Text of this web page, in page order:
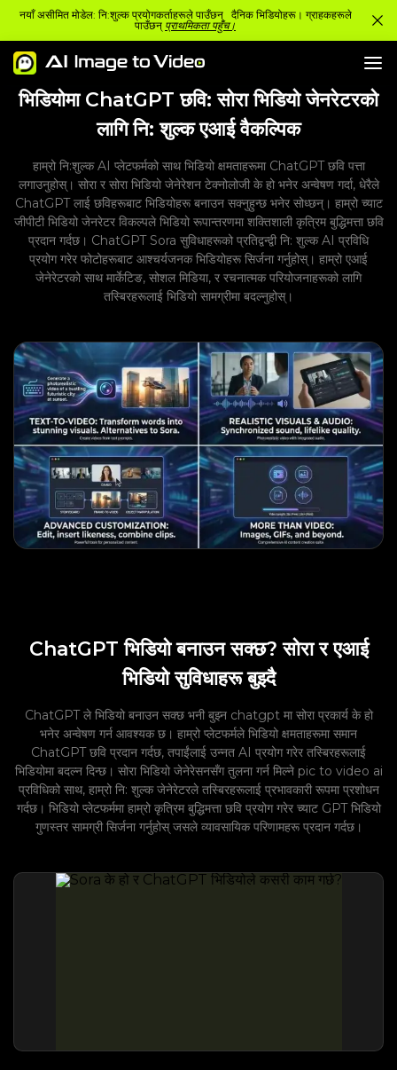
नयाँ असीमित मोडेल: नि:शुल्क प्रयोगकर्ताहरूले पाउँछन् दैनिक भिडियोहरू। ग्राहकहरूले
पाउँछन् प्राथमिकता पहुँच।
भिडियोमा ChatGPT छवि: सोरा भिडियो जेनरेटरको
लागि नि: शुल्क एआई वैकल्पिक
हाम्रो नि:शुल्क AI प्लेटफर्मको साथ भिडियो क्षमताहरूमा ChatGPT छवि पत्ता
लगाउनुहोस्। सोरा र सोरा भिडियो जेनेरेशन टेक्नोलोजी के हो भनेर अन्वेषण गर्दा, धेरैले
ChatGPT लाई छविहरूबाट भिडियोहरू बनाउन सक्नुहुन्छ भनेर सोध्छन्। हाम्रो च्याट
जीपीटी भिडियो जेनरेटर विकल्पले भिडियो रूपान्तरणमा शक्तिशाली कृत्रिम बुद्धिमत्ता छवि
प्रदान गर्दछ। ChatGPT Sora सुविधाहरूको प्रतिद्वन्द्वी नि: शुल्क AI प्रविधि
प्रयोग गरेर फोटोहरूबाट आश्चर्यजनक भिडियोहरू सिर्जना गर्नुहोस्। हाम्रो एआई
जेनेरेटरको साथ मार्केटिङ, सोशल मिडिया, र रचनात्मक परियोजनाहरूको लागि
तस्बिरहरूलाई भिडियो सामग्रीमा बदल्नुहोस्।
ChatGPT भिडियो बनाउन सक्छ? सोरा र एआई
भिडियो सुविधाहरू बुझ्दै
ChatGPT ले भिडियो बनाउन सक्छ भनी बुझ्न chatgpt मा सोरा प्रकार्य के हो
भनेर अन्वेषण गर्न आवश्यक छ। हाम्रो प्लेटफर्मले भिडियो क्षमताहरूमा समान
ChatGPT छवि प्रदान गर्दछ, तपाईंलाई उन्नत AI प्रयोग गरेर तस्बिरहरूलाई
भिडियोमा बदल्न दिन्छ। सोरा भिडियो जेनेरेसनसँग तुलना गर्न मिल्ने pic to video ai
प्रविधिको साथ, हाम्रो नि: शुल्क जेनेरेटरले तस्बिरहरूलाई प्रभावकारी रूपमा प्रशोधन
गर्दछ। भिडियो प्लेटफर्ममा हाम्रो कृत्रिम बुद्धिमत्ता छवि प्रयोग गरेर च्याट GPT भिडियो
गुणस्तर सामग्री सिर्जना गर्नुहोस् जसले व्यावसायिक परिणामहरू प्रदान गर्दछ।